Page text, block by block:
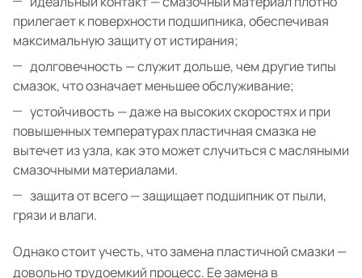
прилегает к поверхности подшипника, обеспечивая
максимальную защиту от истирания;
долговечность — служит дольше, чем другие типы
смазок, что означает меньшее обслуживание;
устойчивость — даже на высоких скоростях и при
повышенных температурах пластичная смазка не
вытечет из узла, как это может случиться с масляными
смазочными материалами.
защита от всего — защищает подшипник от пыли,
грязи и влаги.
Однако стоит учесть, что замена пластичной смазки —
довольно трудоемкий процесс. Ее замена в